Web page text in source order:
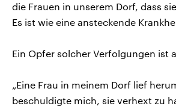
die Frauen in unserem Dorf, dass
Es ist wie eine ansteckende
Ein Opfer solcher Verfolgungen ist
„Eine Frau in meinem Dorf lief
beschuldigte mich, sie verhext zu